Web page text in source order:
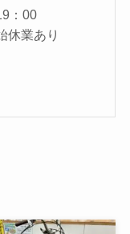
：00
休業あり